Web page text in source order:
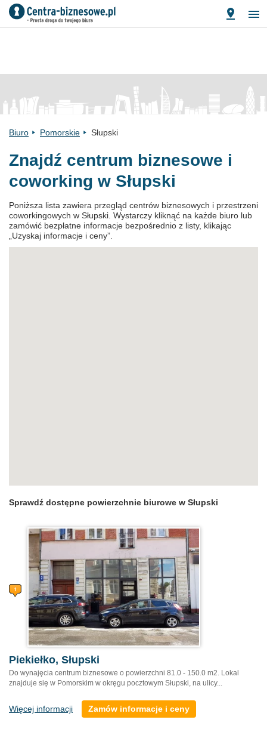
Biuro Pomorskie Słupski
Znajdź centrum biznesowe i
coworking w Słupski
Poniższa lista zawiera przegląd centrów biznesowych i przestrzeni
coworkingowych w Słupski. Wystarczy kliknąć na każde biuro lub
zamówić bezpłatne informacje bezpośrednio z listy, klikając
„Uzyskaj informacje i ceny”.
Sprawdź dostępne powierzchnie biurowe w Słupski
Piekiełko, Słupski
Do wynajęcia centrum biznesowe o powierzchni 81.0 - 150.0 m2. Lokal
znajduje się w Pomorskim w okręgu pocztowym Słupski, na ulicy...
Więcej informacji Zamów informacje i ceny